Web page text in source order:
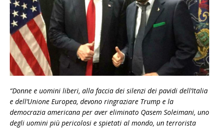
“Donne e uomini liberi, alla faccia dei silenzi dei pavidi dell’Italia
e dell’Unione Europea, devono ringraziare Trump e la
democrazia americana per aver eliminato Qasem Soleimani, uno
degli uomini più pericolosi e spietati al mondo, un terrorista